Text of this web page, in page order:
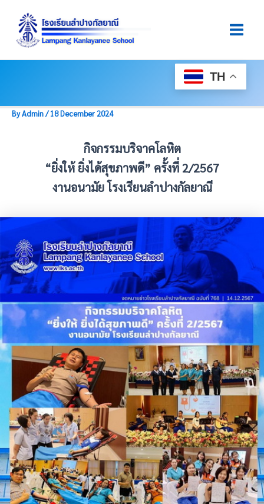
Content
TH
ByAdmin/18 December 2024
กิจกรรมบริจาคโลหิต
“ยิ่งให้ ยิ่งได้สุขภาพดี” ครั้งที่ 2/2567
งานอนามัย โรงเรียนลำปางกัลยาณี
Navigation